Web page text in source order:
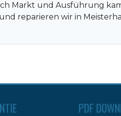
Markt und Ausführung
reparieren wir in
PDF